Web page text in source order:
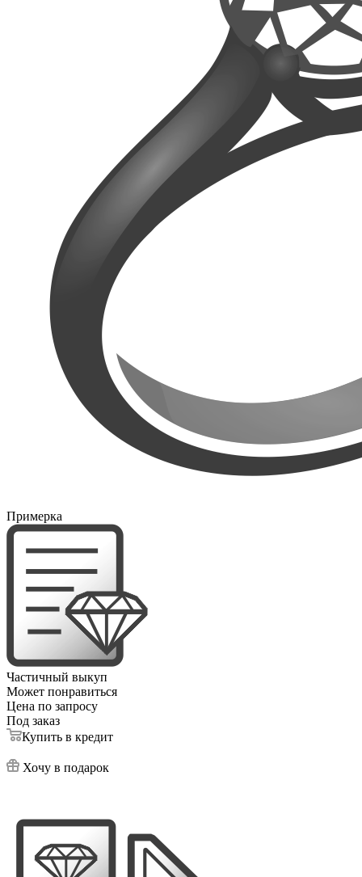
Примерка
Частичный выкуп
Может понравиться
Цена по запросу
Под заказ
Купить в кредит
Хочу в подарок